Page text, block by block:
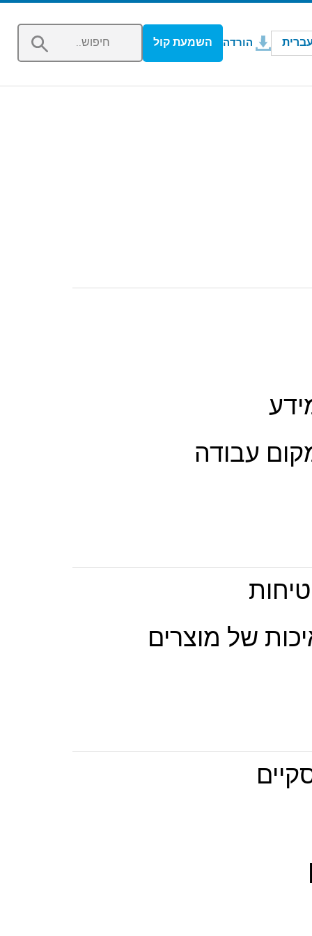
הורדה השמעת קולנפתח בחלון חדש
עבודה
של מוצרים